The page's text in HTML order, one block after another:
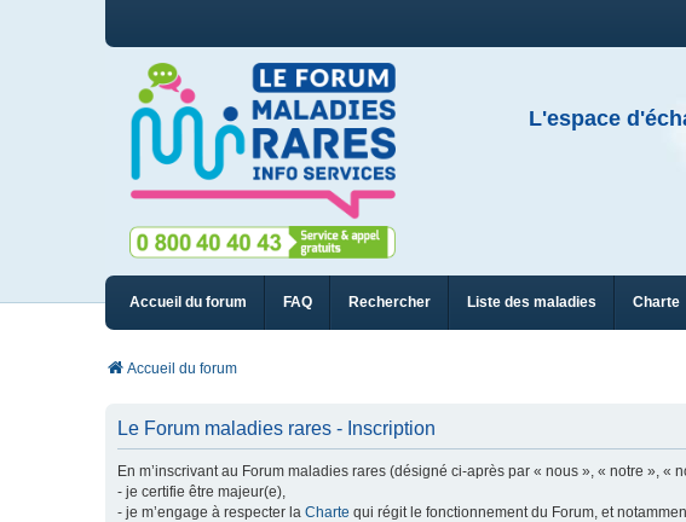
L'espace
Accueil du forum FAQ Rechercher Liste des maladies Charte
Accueil du forum
Le Forum maladies rares - Inscription
En m’inscrivant au Forum maladies rares (désigné ci-après par « nous », « notre »,
- je certifie être majeur(e),
- je m’engage à respecter la Charte qui régit le fonctionnement du Forum, et